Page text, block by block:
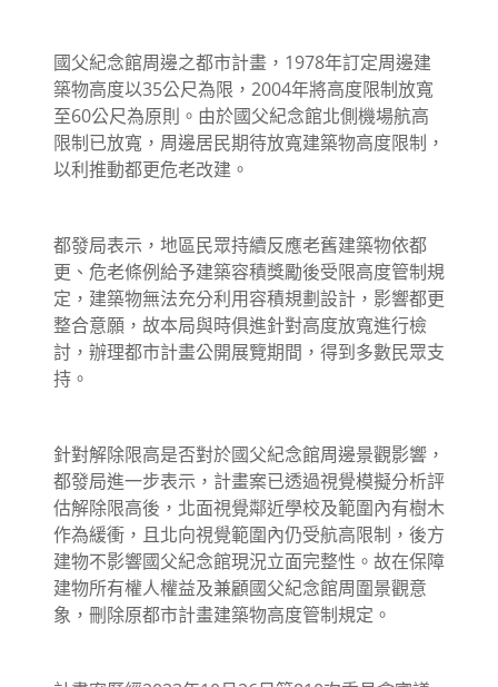
國父紀念館周邊之都市計畫，1978年訂定周邊建
築物高度以35公尺為限，2004年將高度限制放寬
至60公尺為原則。由於國父紀念館北側機場航高
限制已放寬，周邊居民期待放寬建築物高度限制，
以利推動都更危老改建。
都發局表示，地區民眾持續反應老舊建築物依都
更、危老條例給予建築容積獎勵後受限高度管制規
定，建築物無法充分利用容積規劃設計，影響都更
整合意願，故本局與時俱進針對高度放寬進行檢
討，辦理都市計畫公開展覽期間，得到多數民眾支
持。
針對解除限高是否對於國父紀念館周邊景觀影響，
都發局進一步表示，計畫案已透過視覺模擬分析評
估解除限高後，北面視覺鄰近學校及範圍內有樹木
作為緩衝，且北向視覺範圍內仍受航高限制，後方
建物不影響國父紀念館現況立面完整性。故在保障
建物所有權人權益及兼顧國父紀念館周圍景觀意
象，刪除原都市計畫建築物高度管制規定。